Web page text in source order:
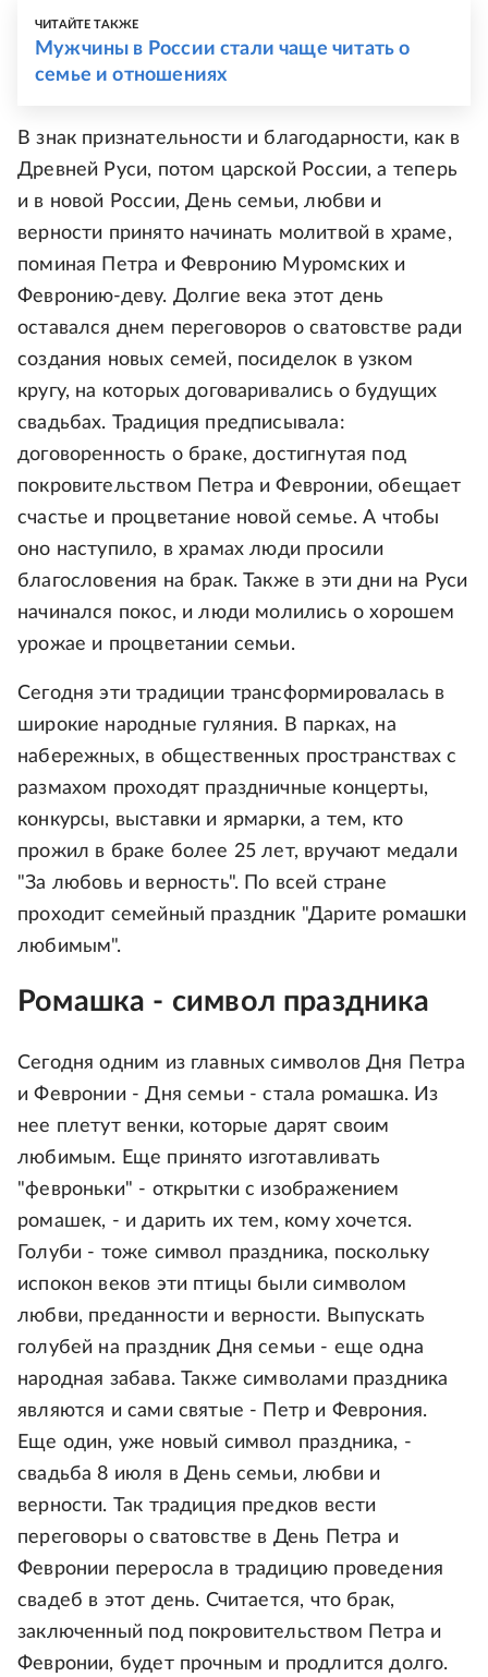
ЧИТАЙТЕ ТАКЖЕ
Мужчины в России стали чаще читать о
семье и отношениях
В знак признательности и благодарности, как в
Древней Руси, потом царской России, а теперь
и в новой России, День семьи, любви и
верности принято начинать молитвой в храме,
поминая Петра и Февронию Муромских и
Февронию-деву. Долгие века этот день
оставался днем переговоров о сватовстве ради
создания новых семей, посиделок в узком
кругу, на которых договаривались о будущих
свадьбах. Традиция предписывала:
договоренность о браке, достигнутая под
покровительством Петра и Февронии, обещает
счастье и процветание новой семье. А чтобы
оно наступило, в храмах люди просили
благословения на брак. Также в эти дни на Руси
начинался покос, и люди молились о хорошем
урожае и процветании семьи.
Сегодня эти традиции трансформировалась в
широкие народные гуляния. В парках, на
набережных, в общественных пространствах с
размахом проходят праздничные концерты,
конкурсы, выставки и ярмарки, а тем, кто
прожил в браке более 25 лет, вручают медали
"За любовь и верность". По всей стране
проходит семейный праздник "Дарите ромашки
любимым".
Ромашка - символ праздника
Сегодня одним из главных символов Дня Петра
и Февронии - Дня семьи - стала ромашка. Из
нее плетут венки, которые дарят своим
любимым. Еще принято изготавливать
"февроньки" - открытки с изображением
ромашек, - и дарить их тем, кому хочется.
Голуби - тоже символ праздника, поскольку
испокон веков эти птицы были символом
любви, преданности и верности. Выпускать
голубей на праздник Дня семьи - еще одна
народная забава. Также символами праздника
являются и сами святые - Петр и Феврония.
Еще один, уже новый символ праздника, -
свадьба 8 июля в День семьи, любви и
верности. Так традиция предков вести
переговоры о сватовстве в День Петра и
Февронии переросла в традицию проведения
свадеб в этот день. Считается, что брак,
заключенный под покровительством Петра и
Февронии, будет прочным и продлится долго.